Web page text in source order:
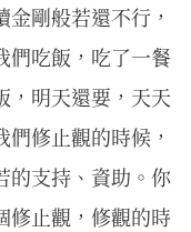
剛般若還不行，
們吃飯，吃了一餐
，明天還要，天天
修止觀的時候，
的支持、資助。你
修止觀，修觀的時